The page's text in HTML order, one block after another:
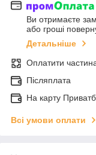
Ви отримаєте
або гроші
Детальніше
Оплатити
Післяплата
На карту
Всі умови оплати